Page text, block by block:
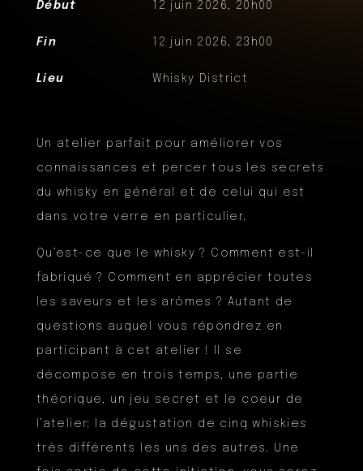
Début 12 juin 2026, 20h00
Fin 12 juin 2026, 23h00
Lieu Whisky District
Un atelier parfait pour améliorer vos
connaissances et percer tous les secrets
du whisky en général et de celui qui est
dans votre verre en particulier.
Qu’est-ce que le whisky ? Comment est-il
fabriqué ? Comment en apprécier toutes
les saveurs et les arômes ? Autant de
questions auquel vous répondrez en
participant à cet atelier ! Il se
décompose en trois temps, une partie
théorique, un jeu secret et le coeur de
l’atelier: la dégustation de cinq whiskies
très différents les uns des autres. Une